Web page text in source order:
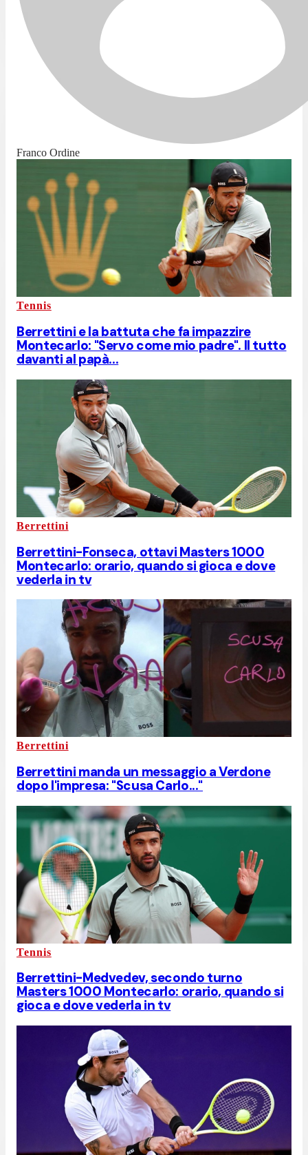
Franco Ordine
Tennis
Berrettini e la battuta che fa impazzire
Montecarlo: "Servo come mio padre". Il tutto
davanti al papà...
Berrettini
Berrettini-Fonseca, ottavi Masters 1000
Montecarlo: orario, quando si gioca e dove
vederla in tv
Berrettini
Berrettini manda un messaggio a Verdone
dopo l'impresa: "Scusa Carlo..."
Tennis
Berrettini-Medvedev, secondo turno
Masters 1000 Montecarlo: orario, quando si
gioca e dove vederla in tv